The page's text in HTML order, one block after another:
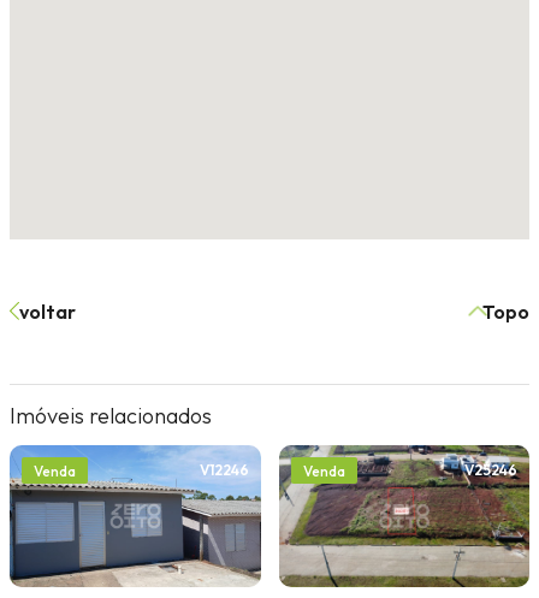
voltar Topo
Imóveis relacionados
Venda V12246 Venda V25246